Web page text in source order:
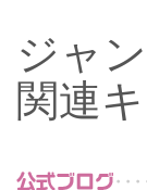
ジャ
関連